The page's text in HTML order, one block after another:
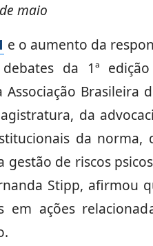
maio
e o aumento da
da 1ª
Brasileira
da
da
de riscos
Stipp,
em ações